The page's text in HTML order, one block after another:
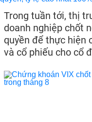
Trong tuần tới, thị
doanh nghiệp chốt
quyền để thực hiện
và cổ phiếu cho cổ